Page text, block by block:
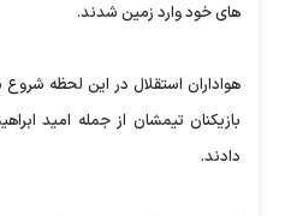
های خود وارد زمین شدند.
هواداران استقلال در این لحظه
بازیکنان تیمشان از جمله امید
دادند.